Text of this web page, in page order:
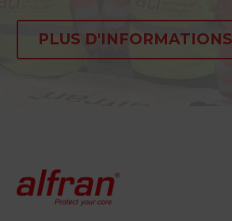
PLUS D'INFORMATIONS